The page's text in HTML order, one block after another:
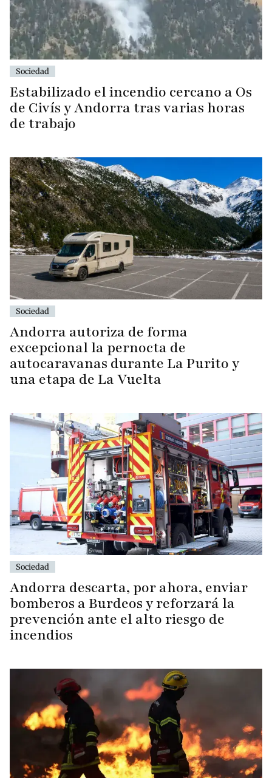
Sociedad
Estabilizado el incendio cercano a Os
de Civís y Andorra tras varias horas
de trabajo
Sociedad
Andorra autoriza de forma
excepcional la pernocta de
autocaravanas durante La Purito y
una etapa de La Vuelta
Sociedad
Andorra descarta, por ahora, enviar
bomberos a Burdeos y reforzará la
prevención ante el alto riesgo de
incendios